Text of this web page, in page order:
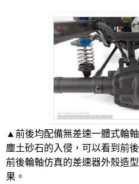
▲前後均配備無差速一體式輪
塵土砂石的入侵，可以看到前
前後輪軸仿真的差速器外殼造
果。